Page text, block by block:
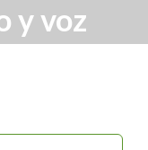
y voz